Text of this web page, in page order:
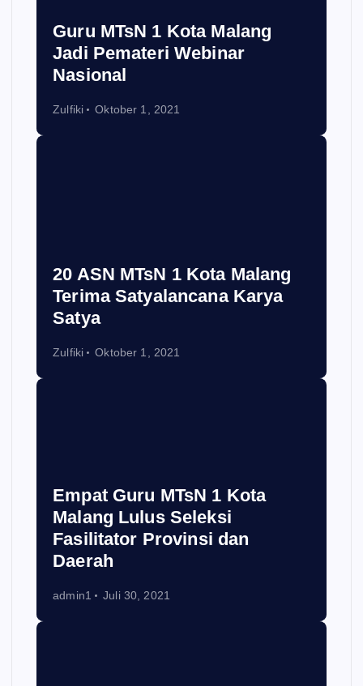
Guru MTsN 1 Kota Malang
Jadi Pemateri Webinar
Nasional
Zulfiki Oktober 1, 2021
20 ASN MTsN 1 Kota Malang
Terima Satyalancana Karya
Satya
Zulfiki Oktober 1, 2021
Empat Guru MTsN 1 Kota
Malang Lulus Seleksi
Fasilitator Provinsi dan
Daerah
admin1 Juli 30, 2021